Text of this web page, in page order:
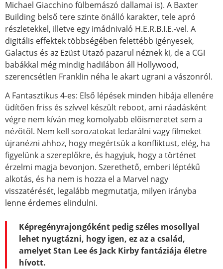
Michael Giacchino fülbemászó dallamai is). A Baxter
Building belső tere szinte önálló karakter, tele apró
részletekkel, illetve egy imádnivaló H.E.R.B.I.E.-vel. A
digitális effektek többségében felettébb igényesek,
Galactus és az Ezüst Utazó pazarul néznek ki, de a CGI
babákkal még mindig hadilábon áll Hollywood,
szerencsétlen Franklin néha le akart ugrani a vászonról.
A Fantasztikus 4-es: Első lépések minden hibája ellenére
üdítően friss és szívvel készült reboot, ami ráadásként
végre nem kíván meg komolyabb előismeretet sem a
nézőtől. Nem kell sorozatokat ledarálni vagy filmeket
újranézni ahhoz, hogy megértsük a konfliktust, elég, ha
figyelünk a szereplőkre, és hagyjuk, hogy a történet
érzelmi magja bevonjon. Szerethető, emberi léptékű
alkotás, és ha nem is hozza el a Marvel nagy
visszatérését, legalább megmutatja, milyen irányba
lenne érdemes elindulni.
Képregényrajongóként pedig széles mosollyal
lehet nyugtázni, hogy igen, ez az a család,
amelyet Stan Lee és Jack Kirby fantáziája életre
hívott.